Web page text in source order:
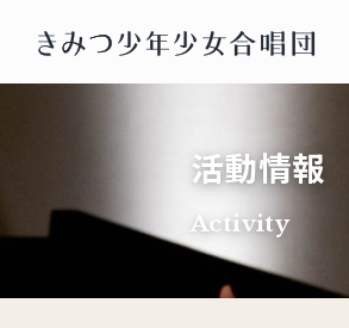
活動情報
Activity